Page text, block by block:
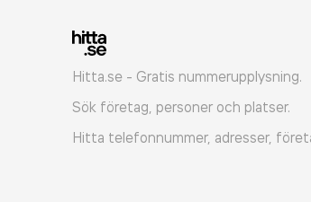
Hitta.se - Gratis nummerupplysning.
Sök företag, personer och platser.
Hitta telefonnummer, adresser,